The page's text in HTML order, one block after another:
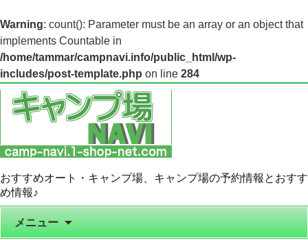
Warning: count(): Parameter must be an array or an object that
implements Countable in
/home/tammar/campnavi.info/public_html/wp-
includes/post-template.php on line 284
おすすめオート・キャンプ場、キャンプ場の予約情報とおすす
め情報♪
メニュー